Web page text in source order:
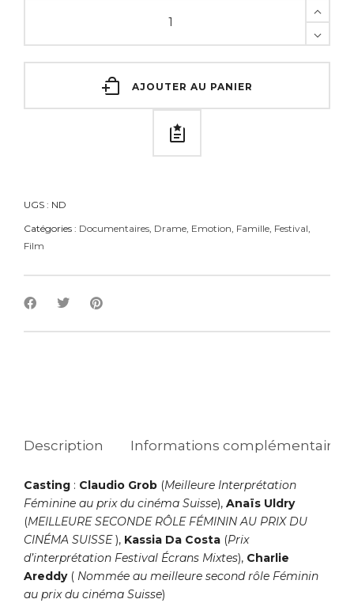
AJOUTER AU PANIER
UGS : ND
Catégories : Documentaires Drame Emotion Famille Festival
Film
Description Informations complémentaires
Casting : Claudio Grob (Meilleure Interprétation
Féminine au prix du cinéma Suisse), Anaïs Uldry
(MEILLEURE SECONDE RÔLE FÉMININ AU PRIX DU
CINÉMA SUISSE), Kassia Da Costa (Prix
d’interprétation Festival Écrans Mixtes), Charlie
Areddy( Nommée au meilleure second rôle Féminin
au prix du cinéma Suisse)